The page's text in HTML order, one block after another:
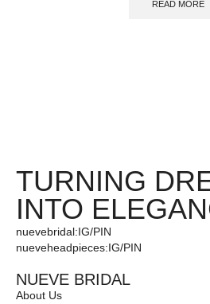
READ MORE
TURNING
INTO
nuevebridal:IG/PIN
nueveheadpieces:IG/PIN
NUEVE BRIDAL
About Us